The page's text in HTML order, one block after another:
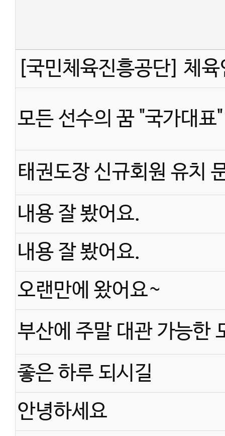
그 아이가, 사범님을 자
을 거 같습니다.
저는 기독교대안학교에
에서 , 가정에서 수용받
해하고 있기에. 이런 이
< 공감 > 해 주세요. 그러
이 도장뿐 아니라, 다른
아이들의 가슴에 남는 귀
모든 선수의 꿈 "국가대
태권도장 신규회원 유치
내용 잘 봤어요.
내용 잘 봤어요.
오랜만에 왔어요~
부산에 주말 대관 가능한
좋은 하루 되시길
안녕하세요